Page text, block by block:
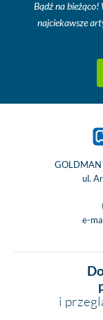
Bądź na bieżąco!
najciekawsze
GOLDMAN
ul.
e-
i